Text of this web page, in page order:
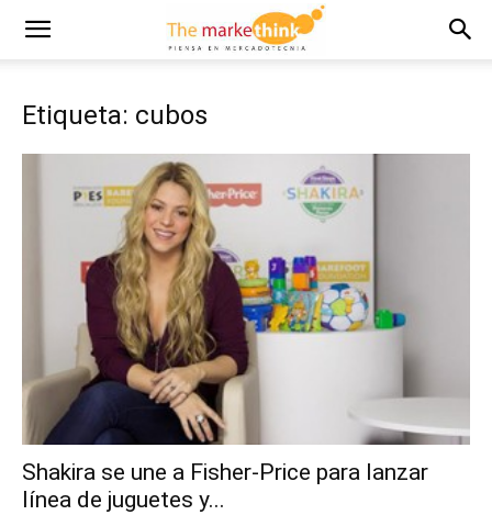
Etiqueta: cubos
Shakira se une a Fisher-Price para lanzar
línea de juguetes y...